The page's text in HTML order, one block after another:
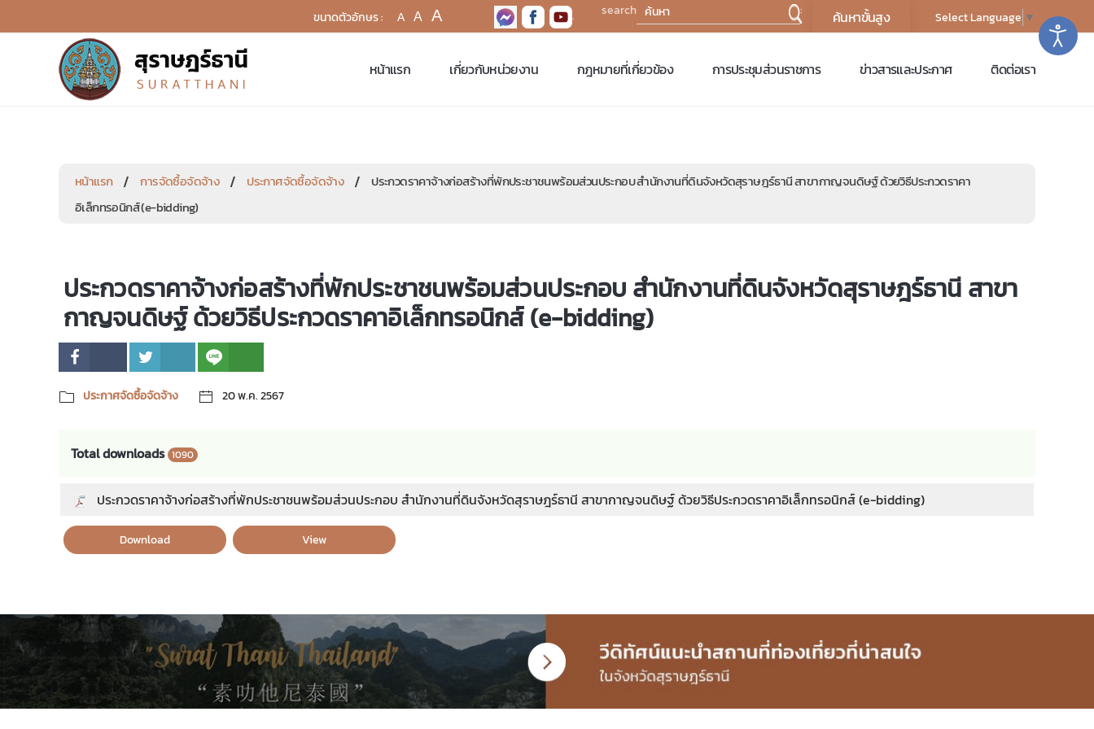
A A A . search : Select Language ▼
หน้าแรก เกี่ยวกับหน่วยงาน กฎหมายที่เกี่ยวข้อง การประชุมส่วนราชการ ข่าวสารและประกาศ ติดต่อเรา
หน้าแรก การจัดซื้อจัดจ้าง ประกาศจัดซื้อจัดจ้าง
ประกวดราคาจ้างก่อสร้างที่พักประชาชนพร้อมส่วนประกอบ สำนักงานที่ดินจังหวัดสุราษฎร์ธานี สาขากาญจนดิษฐ์ ด้วยวิธีประกวดราคา
อิเล็กทรอนิกส์ (e-bidding)
ประกวดราคาจ้างก่อสร้างที่พักประชาชนพร้อมส่วนประกอบ สำนักงานที่ดินจังหวัดสุราษฎร์ธานี สาขา
กาญจนดิษฐ์ ด้วยวิธีประกวดราคาอิเล็กทรอนิกส์ (e-bidding)
ประกาศจัดซื้อจัดจ้าง 20 พ.ค. 2567
Total downloads 1090
ประกวดราคาจ้างก่อสร้างที่พักประชาชนพร้อมส่วนประกอบ สำนักงานที่ดินจังหวัดสุราษฎร์ธานี สาขากาญจนดิษฐ์ ด้วยวิธีประกวดราคาอิเล็กทรอนิกส์ (e-bidding)
Download View